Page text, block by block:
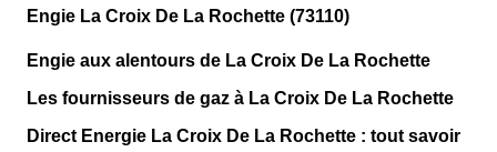
Engie La Croix De La Rochette (73110)
Engie aux alentours de La Croix De La Rochette
Les fournisseurs de gaz à La Croix De La Rochette
Direct Energie La Croix De La Rochette : tout savoir